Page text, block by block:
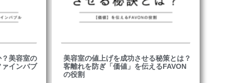
美容室の
インバブ
美容室の値上げを成功させる秘策とは？
客離れを防ぎ「価値」を伝えるFAVON
の役割